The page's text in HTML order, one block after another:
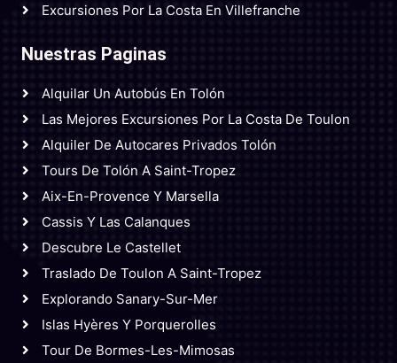
Excursiones Por La Costa En Villefranche
Nuestras Paginas
Alquilar Un Autobús En Tolón
Las Mejores Excursiones Por La Costa De Toulon
Alquiler De Autocares Privados Tolón
Tours De Tolón A Saint-Tropez
Aix-En-Provence Y Marsella
Cassis Y Las Calanques
Descubre Le Castellet
Traslado De Toulon A Saint-Tropez
Explorando Sanary-Sur-Mer
Islas Hyères Y Porquerolles
Tour De Bormes-Les-Mimosas